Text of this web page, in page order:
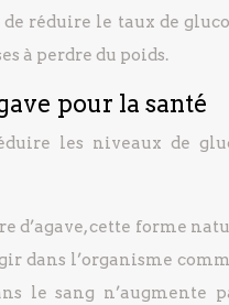
réduire le taux de
à perdre du poids.
pour la santé
les niveaux de
d’agave, cette forme
dans l’organisme
le sang n’augmente